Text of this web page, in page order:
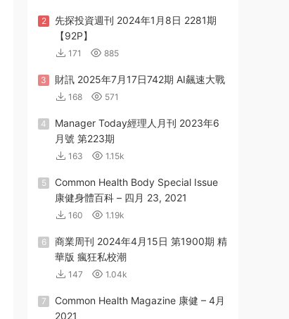
2
先探投資週刊 2024年1月8日 2281期
【92P】
171 885
3 財訊 2025年7月17日742期 AI飆速大戰
168 571
4
Manager Today經理人月刊 2023年6
月號 第223期
163 1.15k
5
Common Health Body Special Issue
康健身體百科 – 四月 23, 2021
160 1.19k
6
商業周刊 2024年4月15日 第1900期 精
華版 瘋狂私校潮
147 1.04k
7
Common Health Magazine 康健 – 4月
2021